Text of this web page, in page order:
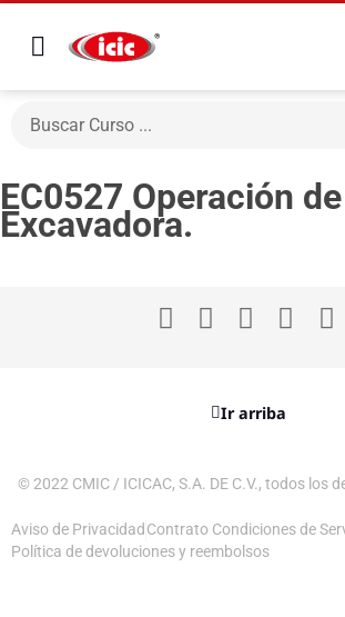
EC0527 Operación
Excavadora.
Ir arriba
© 2022 CMIC / ICICAC, S.A. DE C.V., todos los
Aviso de Privacidad Contrato Condiciones de
Política de devoluciones y reembolsos